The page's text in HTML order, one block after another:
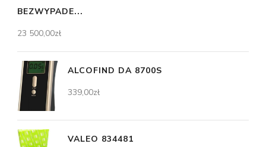
BEZWYPADE...
23 500,00zł
ALCOFIND DA 8700S
339,00zł
VALEO 834481